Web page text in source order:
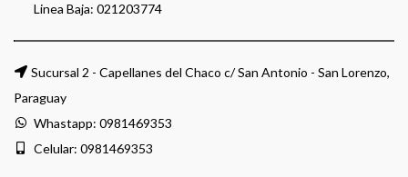
Linea Baja: 021203774
Sucursal 2 - Capellanes del Chaco c/ San Antonio - San Lorenzo,
Paraguay
Whastapp: 0981469353
Celular: 0981469353